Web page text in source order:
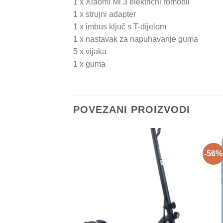
1 x Xiaomi Mi 3 električni romobil
1 x strujni adapter
1 x imbus ključ s T-dijelom
1 x nastavak za napuhavanje guma
5 x vijaka
1 x guma
POVEZANI PROIZVODI
-56%